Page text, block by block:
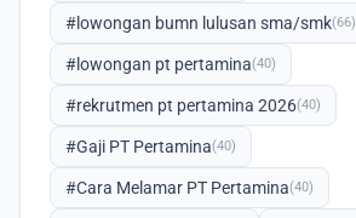
#lowongan bumn lulusan sma/smk(66)
#lowongan pt pertamina(40)
#rekrutmen pt pertamina 2026(40)
#Gaji PT Pertamina(40)
#Cara Melamar PT Pertamina(40)